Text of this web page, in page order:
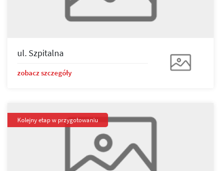
ul. Szpitalna
zobacz szczegóły
Kolejny etap w przygotowaniu